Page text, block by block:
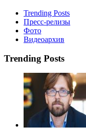
Trending Posts
Пресс-релизы
Фото
Видеоархив
Trending Posts